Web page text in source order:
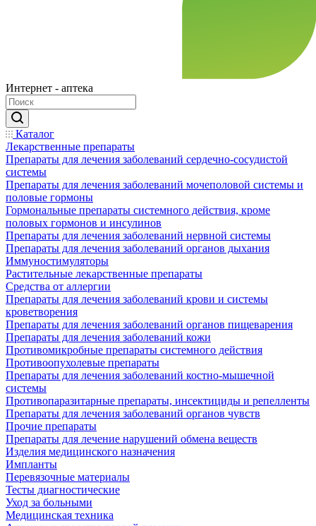
Интернет - аптека
Каталог
Лекарственные препараты
Препараты для лечения заболеваний сердечно-сосудистой
системы
Препараты для лечения заболеваний мочеполовой системы и
половые гормоны
Гормональные препараты системного действия, кроме
половых гормонов и инсулинов
Препараты для лечения заболеваний нервной системы
Препараты для лечения заболеваний органов дыхания
Иммуностимуляторы
Растительные лекарственные препараты
Средства от аллергии
Препараты для лечения заболеваний крови и системы
кроветворения
Препараты для лечения заболеваний органов пищеварения
Препараты для лечения заболеваний кожи
Противомикробные препараты системного действия
Противоопухолевые препараты
Препараты для лечения заболеваний костно-мышечной
системы
Противопаразитарные препараты, инсектициды и репелленты
Препараты для лечения заболеваний органов чувств
Прочие препараты
Препараты для лечение нарушений обмена веществ
Изделия медицинского назначения
Импланты
Перевязочные материалы
Тесты диагностические
Уход за больными
Медицинская техника